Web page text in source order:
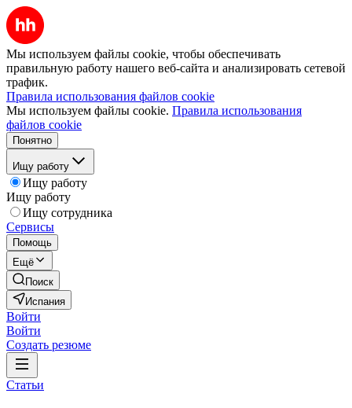
Мы используем файлы cookie, чтобы обеспечивать
правильную работу нашего веб-сайта и анализировать сетевой
трафик.
Правила использования файлов cookie
Мы используем файлы cookie. Правила использования
файлов cookie
Понятно
Ищу работу
Ищу работу
Ищу работу
Ищу сотрудника
Сервисы
Помощь
Ещё
Поиск
Испания
Войти
Войти
Создать резюме
Статьи